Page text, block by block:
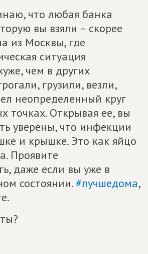
что любая банка
вы взяли – скорее
из Москвы, где
ситуация
чем в других
грузили, везли,
неопределенный круг
точках. Открывая ее, вы
уверены, что инфекции
и крышке. Это как яйцо
Проявите
даже если вы уже в
состоянии.#лучшедома,